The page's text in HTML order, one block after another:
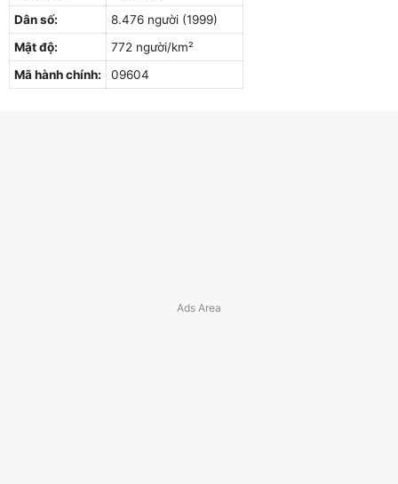
Dân số:
8.476 người (1999)
Mật độ:
772 người/km²
Mã hành chính:
09604